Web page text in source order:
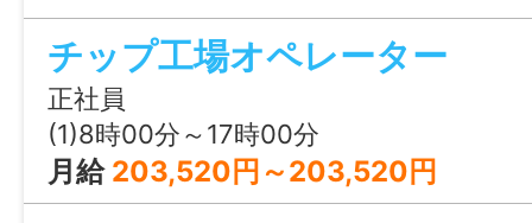
・定期健康診断
・社販割引
・永年勤続表彰等あり
【選考に関して】
①書類選考 ②筆記試験 ③面接2回
質バイオマス発電所の燃料として販売さ
の循環、化石燃料使用量削減に貢献でき
す。 ・その他付随する業務あり 重
理、重機での大径木処理等 ≪トライア
（トライアル雇用対象者の選考について
する。）≫
チップ工場オペレーター
正社員
(1)8時00分～17時00分
月給 203,520円～203,520円